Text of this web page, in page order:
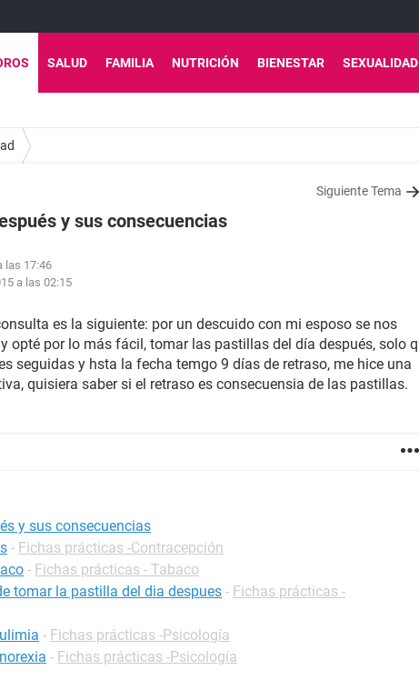
SALUD FAMILIA NUTRICIÓN BIENESTAR SEXUALIDAD
Siguiente Tema
y sus consecuencias
las 17:46
a las 02:15
es la siguiente: por un descuido con mi esposo se nos
y opté por lo más fácil, tomar las pastillas del día después, solo q
seguidas y hsta la fecha temgo 9 días de retraso, me hice una
quisiera saber si el retraso es consecuensia de las pastillas.
y sus consecuencias
- Fichas prácticas -Contracepción
- Fichas prácticas - Tabaco
tomar la pastilla del dia despues - Fichas prácticas -
- Fichas prácticas -Psicología
- Fichas prácticas -Psicología